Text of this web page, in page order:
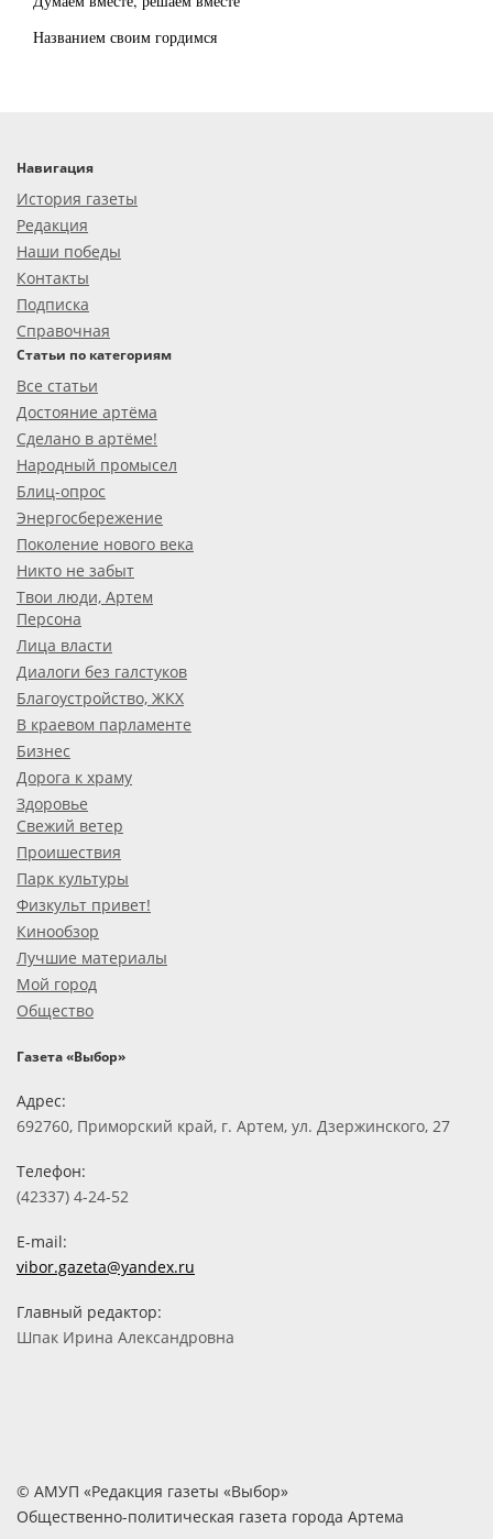
Названием своим гордимся
Навигация
История газеты
Редакция
Наши победы
Контакты
Подписка
Справочная
Статьи по категориям
Все статьи
Достояние артёма
Сделано в артёме!
Народный промысел
Блиц-опрос
Энергосбережение
Поколение нового века
Никто не забыт
Твои люди, Артем
Персона
Лица власти
Диалоги без галстуков
Благоустройство, ЖКХ
В краевом парламенте
Бизнес
Дорога к храму
Здоровье
Свежий ветер
Проишествия
Парк культуры
Физкульт привет!
Кинообзор
Лучшие материалы
Мой город
Общество
Газета «Выбор»
Адрес:
692760, Приморский край, г. Артем, ул. Дзержинского, 27
Телефон:
(42337) 4-24-52
E-mail:
vibor.gazeta@yandex.ru
Главный редактор:
Шпак Ирина Александровна
© АМУП «Редакция газеты «Выбор»
Общественно-политическая газета города Артема